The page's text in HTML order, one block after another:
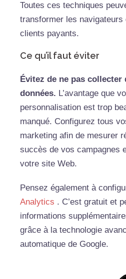
Toutes ces techniques
transformer les navigateurs
clients payants.
Ce qu’il faut éviter
Évitez de ne pas collecter
données. L’avantage que
personnalisation est trop
manqué. Configurez tous
marketing afin de mesurer
succès de vos campagnes
votre site Web.
Pensez également à
Analytics . C’est gratuit et
informations
grâce à la technologie
automatique de Google.